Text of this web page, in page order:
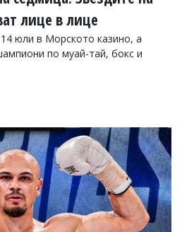
лице в лице
юли в Морското казино, а
по муай-тай, бокс и